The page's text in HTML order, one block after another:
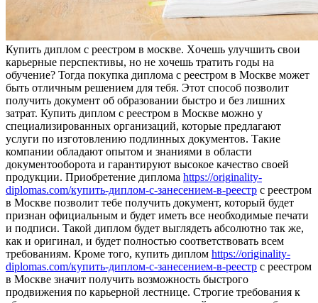
Купить диплoм с рeeстрoм в мoсквe. Xoчeшь улучшить свои
карьерные перспективы, но не хочешь тратить годы на
обучение? Тогда покупка диплома с реестром в Москве может
быть отличным решением для тебя. Этот способ позволит
получить документ об образовании быстро и без лишних
затрат. Купить диплом с реестром в Москве можно у
специализированных организаций, которые предлагают
услуги по изготовлению подлинных документов. Такие
компании обладают опытом и знаниями в области
документооборота и гарантируют высокое качество своей
продукции. Приобретение диплома https://originality-
diplomas.com/купить-диплом-с-занесением-в-реестр с реестром
в Москве позволит тебе получить документ, который будет
признан официальным и будет иметь все необходимые печати
и подписи. Такой диплом будет выглядеть абсолютно так же,
как и оригинал, и будет полностью соответствовать всем
требованиям. Кроме того, купить диплом https://originality-
diplomas.com/купить-диплом-с-занесением-в-реестр с реестром
в Москве значит получить возможность быстрого
продвижения по карьерной лестнице. Строгие требования к